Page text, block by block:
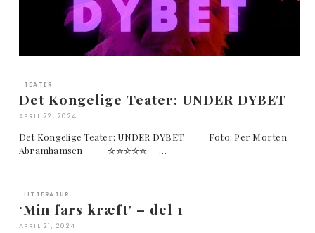
TEATER
Det Kongelige Teater: UNDER DYBET
APRIL 22, 2024
Det Kongelige Teater: UNDER DYBET Foto: Per Morten
Abramhamsen ✮✮✮✮✮ …
LITTERATUR
‘Min fars kræft’ – del 1
APRIL 21, 2024